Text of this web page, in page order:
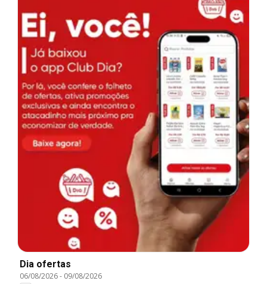
Dia ofertas
06/08/2026- 09/08/2026